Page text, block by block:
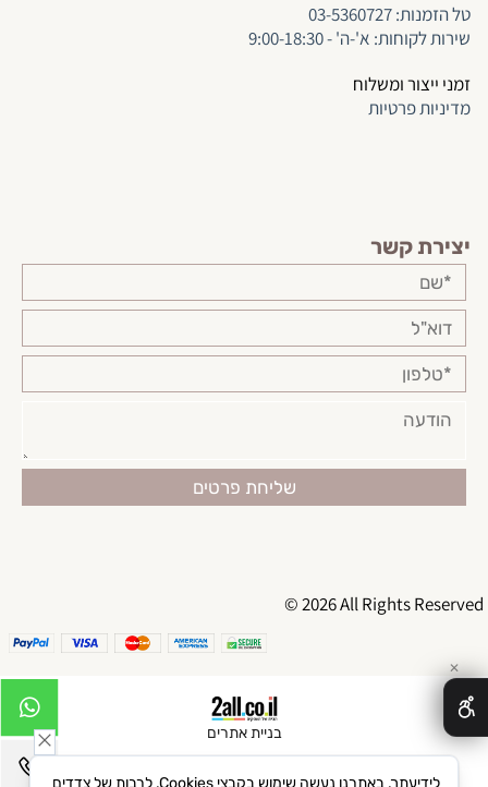
טל הזמנות:03-5360727
שירות לקוחות: א'-ה' - 9:00-18:30
זמני ייצור ומשלוח
מדיניות פרטיות
יצירת קשר
© 2026 All Rights Reserved
בניית אתרים
✕
לידיעתך, באתרנו נעשה שימוש בקבצי Cookies, לרבות של צדדים